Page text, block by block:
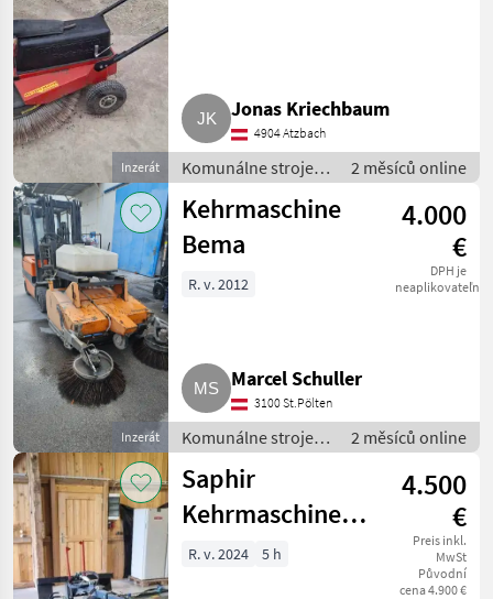
Inzerát
Jonas Kriechbaum
4904 Atzbach
Komunálne stroje /
Zametací stroj
2 měsíců online
Inzerát
Kehrmaschine
Bema
4.000
€
DPH je
neaplikovateľné
R. v. 2012
Marcel Schuller
3100 St.Pölten
Komunálne stroje /
Zametací stroj
2 měsíců online
Saphir
Kehrmaschine
FKM 261
4.500
€
Preis inkl.
MwSt
Původní
cena 4.900 €
R. v. 2024 5 h